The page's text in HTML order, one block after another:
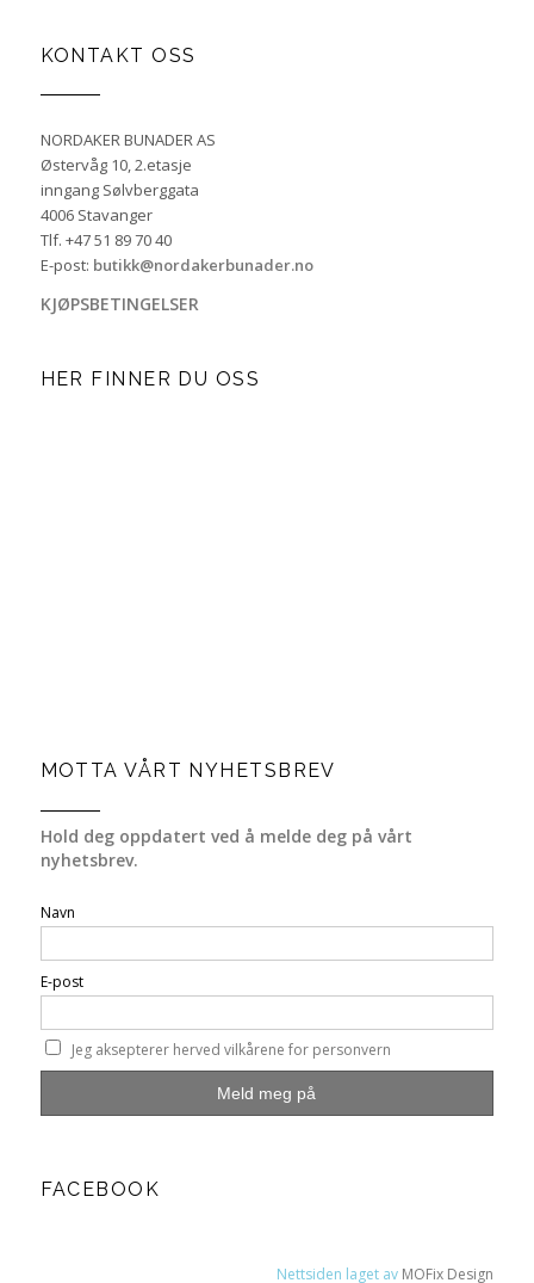
KONTAKT OSS
NORDAKER BUNADER AS
Østervåg 10, 2.etasje
inngang Sølvberggata
4006 Stavanger
Tlf. +47 51 89 70 40
E-post: butikk@nordakerbunader.no
KJØPSBETINGELSER
HER FINNER DU OSS
MOTTA VÅRT NYHETSBREV
Hold deg oppdatert ved å melde deg på vårt
nyhetsbrev.
Navn
E-post
Jeg aksepterer herved vilkårene for personvern
FACEBOOK
Nettsiden laget av MOFix Design